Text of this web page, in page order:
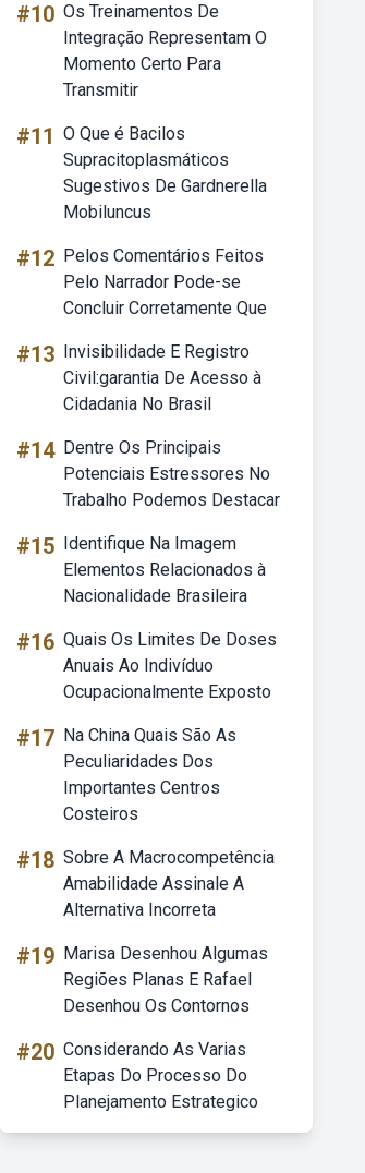
#10 Os Treinamentos De
Integração Representam O
Momento Certo Para
Transmitir
#11 O Que é Bacilos
Supracitoplasmáticos
Sugestivos De Gardnerella
Mobiluncus
#12 Pelos Comentários Feitos
Pelo Narrador Pode-se
Concluir Corretamente Que
#13 Invisibilidade E Registro
Civil:garantia De Acesso à
Cidadania No Brasil
#14 Dentre Os Principais
Potenciais Estressores No
Trabalho Podemos Destacar
#15 Identifique Na Imagem
Elementos Relacionados à
Nacionalidade Brasileira
#16 Quais Os Limites De Doses
Anuais Ao Indivíduo
Ocupacionalmente Exposto
#17 Na China Quais São As
Peculiaridades Dos
Importantes Centros
Costeiros
#18 Sobre A Macrocompetência
Amabilidade Assinale A
Alternativa Incorreta
#19 Marisa Desenhou Algumas
Regiões Planas E Rafael
Desenhou Os Contornos
#20 Considerando As Varias
Etapas Do Processo Do
Planejamento Estrategico